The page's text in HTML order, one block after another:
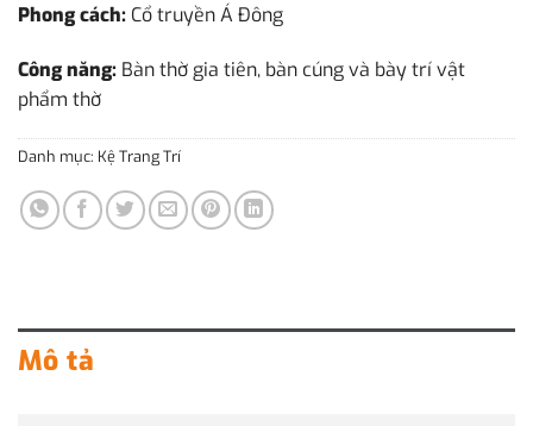
Phong cách: Cổ truyền Á Đông
Công năng: Bàn thờ gia tiên, bàn cúng và bày trí vật
phẩm thờ
Danh mục: Kệ Trang Trí
Mô tả